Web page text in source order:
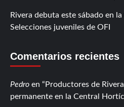
Rivera debuta este sábado en
Selecciones juveniles de OFI
Comentarios recientes
Pedro en
Productores de
permanente en la Central